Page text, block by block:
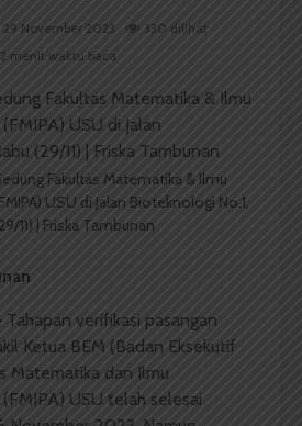
29 November 2023
330 dilihat
2 menit waktu baca
Fakultas Matematika & Ilmu
USU di Jalan Bioteknologi No.1,
11) | Friska Tambunan
Tahapan verifikasi pasangan
Ketua BEM (Badan Eksekutif
Matematika dan Ilmu
USU telah selesai